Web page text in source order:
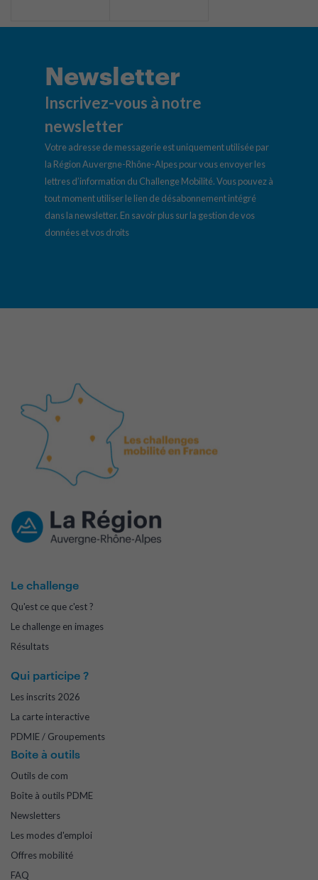
Newsletter
Inscrivez-vous à notre
newsletter
Votre adresse de messagerie est uniquement utilisée par
la Région Auvergne-Rhône-Alpes pour vous envoyer les
lettres d’information du Challenge Mobilité. Vous pouvez à
tout moment utiliser le lien de désabonnement intégré
dans la newsletter. En savoir plus sur la gestion de vos
données et vos droits
Le challenge
Qu'est ce que c'est ?
Le challenge en images
Résultats
Qui participe ?
Les inscrits 2026
La carte interactive
PDMIE / Groupements
Boite à outils
Outils de com
Boîte à outils PDME
Newsletters
Les modes d'emploi
Offres mobilité
FAQ